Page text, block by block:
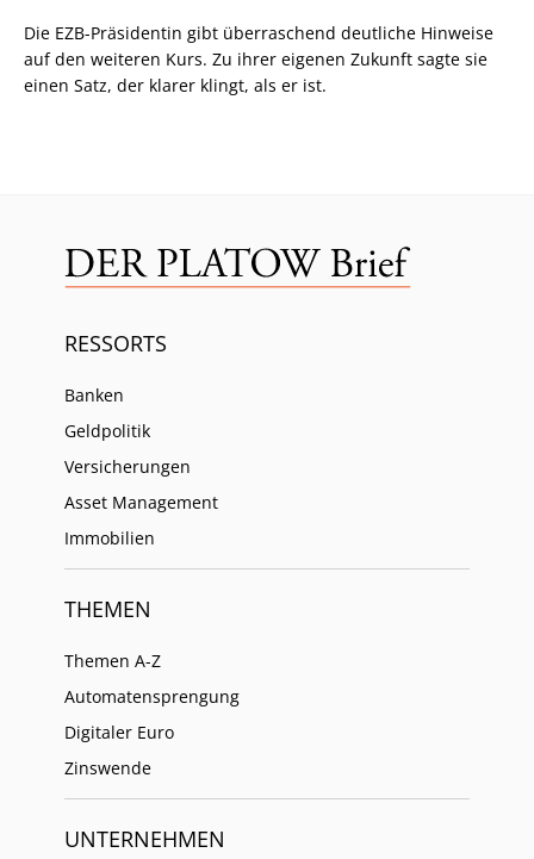
Die EZB-Präsidentin gibt überraschend deutliche Hinweise
auf den weiteren Kurs. Zu ihrer eigenen Zukunft sagte sie
einen Satz, der klarer klingt, als er ist.
RESSORTS
Banken
Geldpolitik
Versicherungen
Asset Management
Immobilien
THEMEN
Themen A-Z
Automatensprengung
Digitaler Euro
Zinswende
UNTERNEHMEN